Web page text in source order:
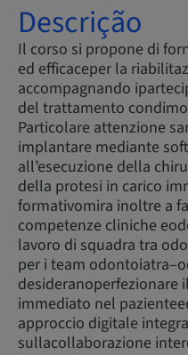
Descrição
Il corso si propone di
ed efficaceper la
accompagnando
del trattamento
Particolare attenzione
implantare mediante
all’esecuzione della
della protesi in carico
formativomira inoltre a
competenze cliniche
lavoro di squadra tra
per i team
desideranoperfezionare
immediato nel
approccio digitale
sullacollaborazione